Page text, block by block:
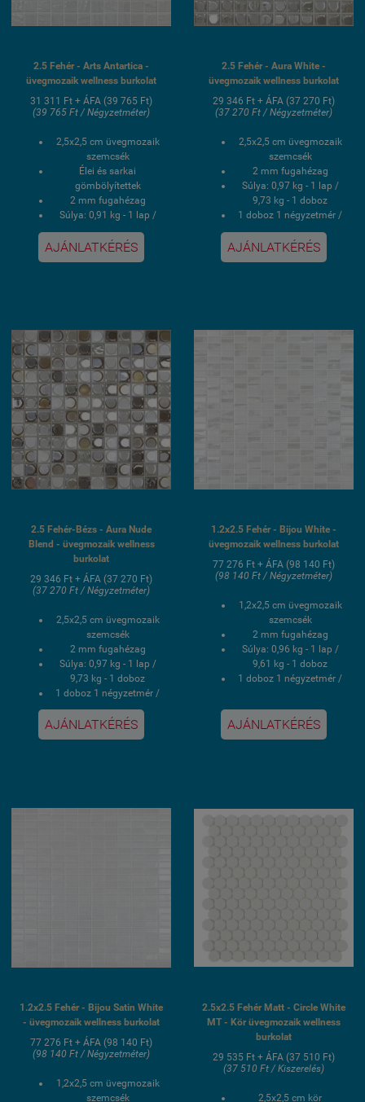
2.5 Fehér - Arts Antartica -
üvegmozaik wellness burkolat
31 311 Ft + ÁFA (39 765 Ft)
(39 765 Ft / Négyzetméter)
2,5x2,5 cm üvegmozaik
szemcsék
Élei és sarkai
gömbölyítettek
2 mm fugahézag
Súlya: 0,91 kg - 1 lap /
9,125 kg - 1 doboz
1 doboz 1 négyzetmér /
burkolat
AJÁNLATKÉRÉS
2.5 Fehér - Aura White -
üvegmozaik wellness burkolat
29 346 Ft + ÁFA (37 270 Ft)
(37 270 Ft / Négyzetméter)
2,5x2,5 cm üvegmozaik
szemcsék
2 mm fugahézag
Súlya: 0,97 kg - 1 lap /
9,73 kg - 1 doboz
1 doboz 1 négyzetmér /
10 lap
Hálós kasírozás
UV álló, saválló, lúgálló,
AJÁNLATKÉRÉS
2.5 Fehér-Bézs - Aura Nude
Blend - üvegmozaik wellness
burkolat
29 346 Ft + ÁFA (37 270 Ft)
(37 270 Ft / Négyzetméter)
2,5x2,5 cm üvegmozaik
szemcsék
2 mm fugahézag
Súlya: 0,97 kg - 1 lap /
9,73 kg - 1 doboz
1 doboz 1 négyzetmér /
10 lap
Hálós kasírozás
UV álló, saválló, lúgálló,
AJÁNLATKÉRÉS
1.2x2.5 Fehér - Bijou White -
üvegmozaik wellness burkolat
77 276 Ft + ÁFA (98 140 Ft)
(98 140 Ft / Négyzetméter)
1,2x2,5 cm üvegmozaik
szemcsék
2 mm fugahézag
Súlya: 0,96 kg - 1 lap /
9,61 kg - 1 doboz
1 doboz 1 négyzetmér /
Hálós kasírozás
UV álló, saválló, lúgálló,
fagyálló wellness
AJÁNLATKÉRÉS
1.2x2.5 Fehér - Bijou Satin White
- üvegmozaik wellness burkolat
77 276 Ft + ÁFA (98 140 Ft)
(98 140 Ft / Négyzetméter)
1,2x2,5 cm üvegmozaik
szemcsék
2.5x2.5 Fehér Matt - Circle White
MT - Kör üvegmozaik wellness
burkolat
29 535 Ft + ÁFA (37 510 Ft)
(37 510 Ft / Kiszerelés)
2,5x2,5 cm kör